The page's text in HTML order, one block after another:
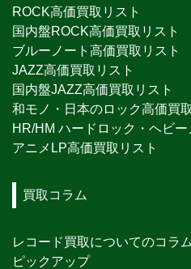
ROCK高価買取リスト
国内盤ROCK高価買取リスト
ブルーノート高価買取リスト
JAZZ高価買取リスト
国内盤JAZZ高価買取リスト
和モノ・日本のロック高価買
HR/HM ハードロック・ヘビ
アニメLP高価買取リスト
買取コラム
レコード買取についてのコラム
ピックアップ